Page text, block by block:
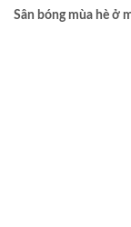
Sân bóng mùa hè ở